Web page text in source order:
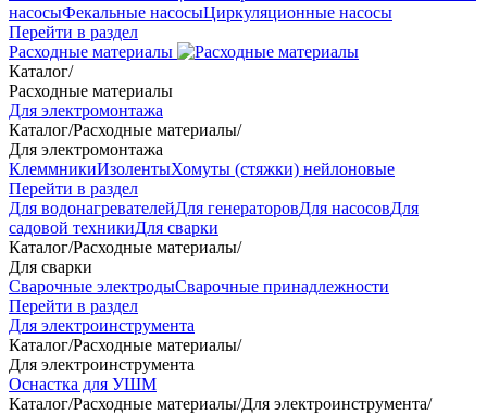
насосыФекальные насосыЦиркуляционные насосы
Перейти в раздел
Расходные материалы
Каталог/
Расходные материалы
Для электромонтажа
Каталог/Расходные материалы/
Для электромонтажа
КлеммникиИзолентыХомуты (стяжки) нейлоновые
Перейти в раздел
Для водонагревателейДля генераторовДля насосовДля
садовой техникиДля сварки
Каталог/Расходные материалы/
Для сварки
Сварочные электродыСварочные принадлежности
Перейти в раздел
Для электроинструмента
Каталог/Расходные материалы/
Для электроинструмента
Оснастка для УШМ
Каталог/Расходные материалы/Для электроинструмента/